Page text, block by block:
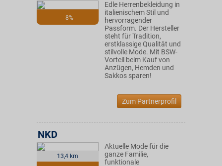
8%
Edle Herrenbekleidung in
italienischem Stil und
hervorragender
Passform. Der Hersteller
steht für Tradition,
erstklassige Qualität und
stilvolle Mode. Mit BSW-
Vorteil beim Kauf von
Anzügen, Hemden und
Sakkos sparen!
Zum Partnerprofil
13,4 km
NKD
Aktuelle Mode für die
ganze Familie,
funktionale